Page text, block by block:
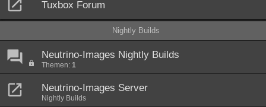
Tuxbox Forum
Nightly Builds
Neutrino-Images Nightly Builds
Themen: 1
Neutrino-Images Server
Nightly Builds